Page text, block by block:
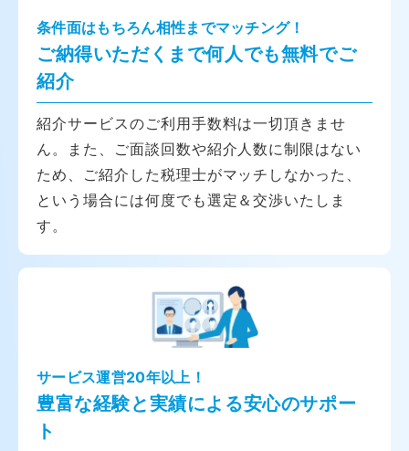
条件面はもちろん相性までマッチング！
ご納得いただくまで何人でも無料でご
紹介
紹介サービスのご利用手数料は一切頂きませ
ん。また、ご面談回数や紹介人数に制限はない
ため、ご紹介した税理士がマッチしなかった、
という場合には何度でも選定＆交渉いたしま
す。
サービス運営20年以上！
豊富な経験と実績による安心のサポー
ト